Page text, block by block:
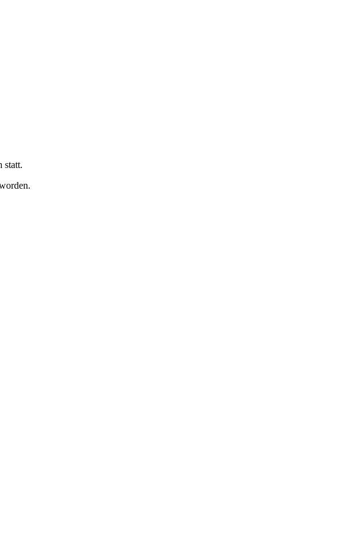
statt.